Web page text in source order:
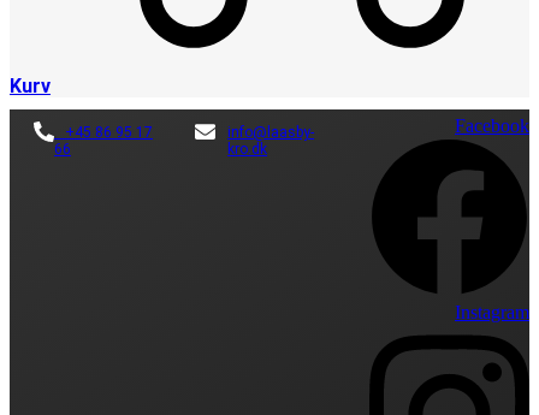
Kurv
+45 86 95 17
66
info@laasby-
kro.dk
Facebook
Instagram